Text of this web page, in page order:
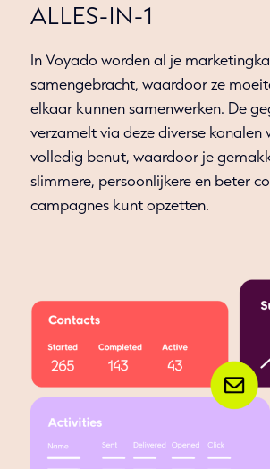
ALLES-IN-1
In Voyado worden al je
samengebracht, waardoor ze
elkaar kunnen samenwerken. De
verzamelt via deze diverse kanalen
volledig benut, waardoor je
slimmere, persoonlijkere en beter
campagnes kunt opzetten.